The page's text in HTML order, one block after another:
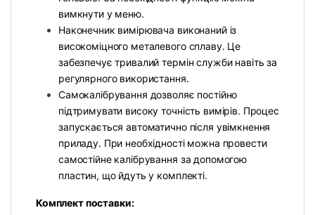
вимкнути у меню.
Наконечник вимірювача виконаний із
високоміцного металевого сплаву. Це
забезпечує тривалий термін служби навіть за
регулярного використання.
Самокалібрування дозволяє постійно
підтримувати високу точність вимірів. Процес
запускається автоматично після увімкнення
приладу. При необхідності можна провести
самостійне калібрування за допомогою
пластин, що йдуть у комплекті.
Комплект поставки: